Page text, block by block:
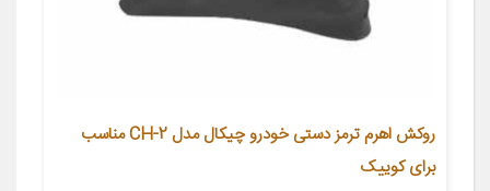
روکش اهرم ترمز دستی خودرو چیکال مدل CH-2 مناسب
برای کوییک